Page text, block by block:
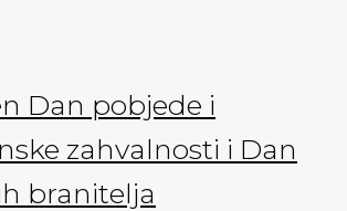
Dan pobjede i
zahvalnosti i Dan
branitelja